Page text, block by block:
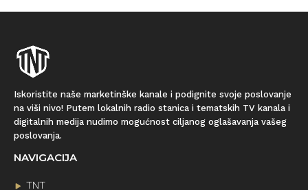
Iskoristite naše marketinške kanale i podignite svoje poslovanje
na viši nivo! Putem lokalnih radio stanica i tematskih TV kanala i
digitalnih medija nudimo mogućnost ciljanog oglašavanja vašeg
poslovanja.
NAVIGACIJA
TNT